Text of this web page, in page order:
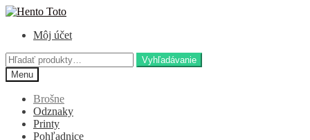
Preskočiť
navigáciu
Preskočiť
obsah
Môj účet
Hľadať:
Vyhľadávanie
Menu
Brošne
Odznaky
Printy
Pohľadnice